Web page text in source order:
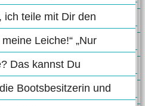
ich teile mit Dir den
Leiche!“ „Nur
Das kannst Du
Bootsbesitzerin und